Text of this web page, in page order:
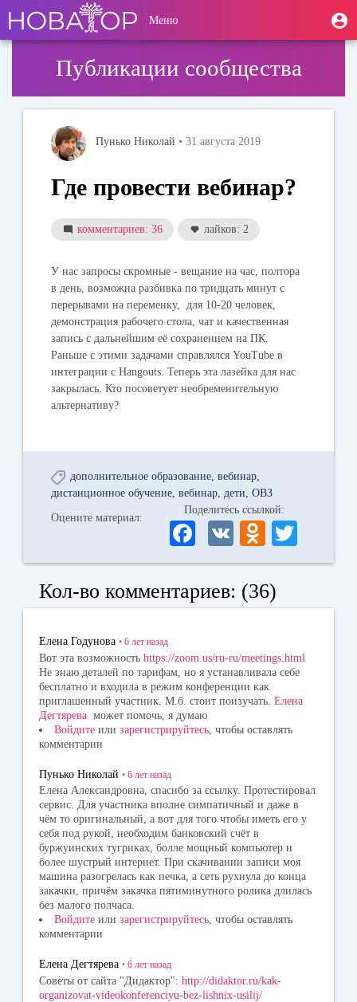
основному
содержанию
User
account
Меню
Публикации сообщества
Пунько Николай • 31 августа 2019
Где провести вебинар?
комментариев: 36 лайков: 2
У нас запросы скромные - вещание на час, полтора
в день, возможна разбивка по тридцать минут с
перерывами на переменку, для 10-20 человек,
демонстрация рабочего стола, чат и качественная
запись с дальнейшим её сохранением на ПК.
Раньше с этими задачами справлялся YouTube в
интеграции с Hangouts. Теперь эта лазейка для нас
закрылась. Кто посоветует необременительную
альтернативу?
дополнительное образование вебинар
дистанционное обучение вебинар дети ОВЗ
Оцените материал:
Поделитесь ссылкой:
Fa
ce
bo
ok
V
K
O
dn
ok
la
ni
ki
wi
r
Кол-во комментариев: (36)
Елена Годунова • 6 лет назад
Вот эта возможность https://zoom.us/ru-ru/meetings.html
Не знаю деталей по тарифам, но я устанавливала себе
бесплатно и входила в режим конференции как
приглашенный участник. М.б. стоит поизучать. Елена
Дегтярева может помочь, я думаю
Войдите или зарегистрируйтесь , чтобы оставлять
комментарии
Пунько Николай • 6 лет назад
Елена Александровна, спасибо за ссылку. Протестировал
сервис. Для участника вполне симпатичный и даже в
чём то оригинальный, а вот для того чтобы иметь его у
себя под рукой, необходим банковский счёт в
буржуинских тугриках, болле мощный компьютер и
более шустрый интернет. При скачивании записи моя
машина разогрелась как печка, а сеть рухнула до конца
закачки, причём закачка пятиминутного ролика длилась
без малого полчаса.
Войдите или зарегистрируйтесь, чтобы оставлять
комментарии
Елена Дегтярева • 6 лет назад
Советы от сайта "Дидактор": http://didaktor.ru/kak-
organizovat-videokonferenciyu-bez-lishnix-usilij/